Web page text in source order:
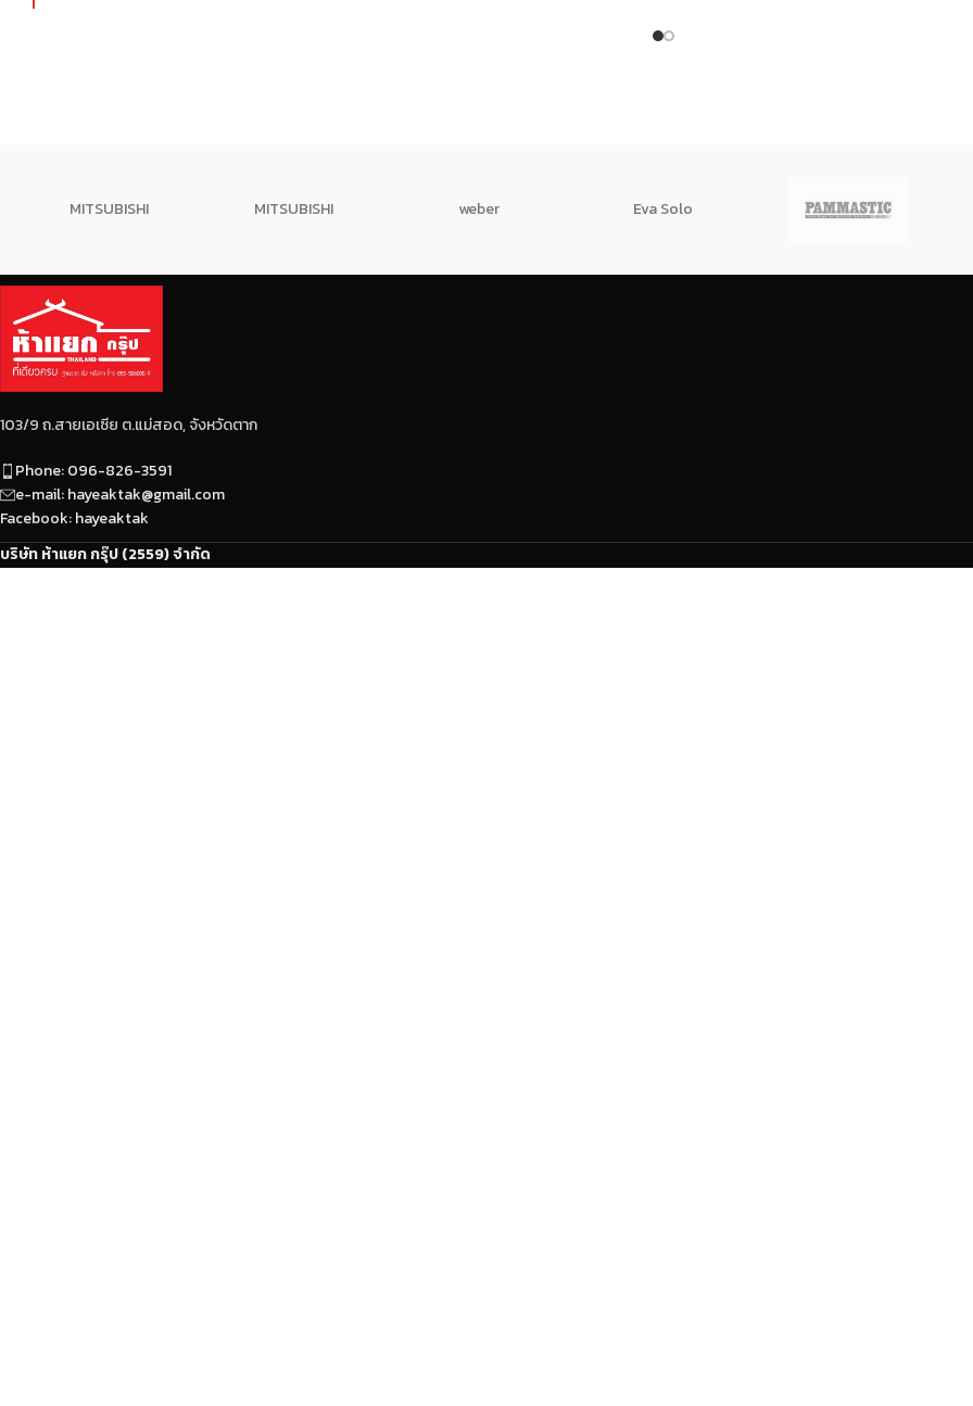
ผลิตด้วยเตา EF ที่มีการกำจัดสิ่งปน
ได้มาตรฐาน มอก.
MITSUBISHI MITSUBISHI weber Eva Solo
103/9 ถ.สายเอเซีย ต.แม่สอด, จังหวัดตาก
Phone: 096-826-3591
e-mail: hayeaktak@gmail.com
Facebook: hayeaktak
บริษัท ห้าแยก กรุ๊ป (2559) จำกัด